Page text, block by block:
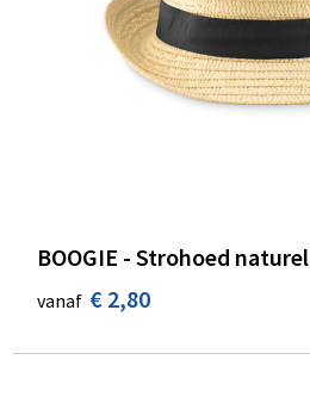
BOOGIE - Strohoed naturel
vanaf € 2,80